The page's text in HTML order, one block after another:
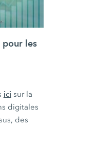
les
ici sur la
digitales
des